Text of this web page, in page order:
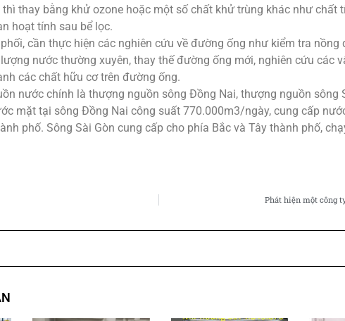
thay bằng khử ozone hoặc một số chất khử trùng khác như chất
hoạt tính sau bể lọc.
cần thực hiện các nghiên cứu về đường ống như kiểm tra nồng
nước thường xuyên, thay thế đường ống mới, nghiên cứu các
các chất hữu cơ trên đường ống.
nước chính là thượng nguồn sông Đồng Nai, thượng nguồn sông
mặt tại sông Đồng Nai công suất 770.000m3/ngày, cung cấp
phố. Sông Sài Gòn cung cấp cho phía Bắc và Tây thành phố,
Phát hiện một công